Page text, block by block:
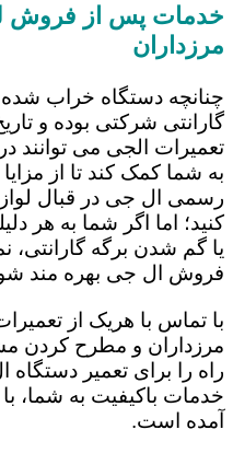
خدمات پس از فروش
مرزداران
چنانچه دستگاه خراب
گارانتی شرکتی بوده و
تعمیرات الجی می
به شما کمک کند تا از
رسمی ال جی در قبال
کنید؛ اما اگر شما به هر
یا گم شدن برگه گارانتی،
فروش ال جی بهره مند
با تماس با هریک از
مرزداران و مطرح کردن
راه را برای تعمیر دستگاه
خدمات باکیفیت به شما،
آمده است.